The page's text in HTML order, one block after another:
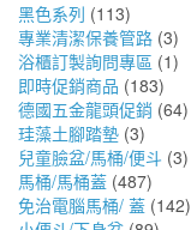
黑色系列 (113)
專業清潔保養管路 (3)
浴櫃訂製詢問專區 (1)
即時促銷商品 (183)
德國五金龍頭促銷 (64)
珪藻土腳踏墊 (3)
兒童臉盆/馬桶/便斗 (3)
馬桶/馬桶蓋 (487)
免治電腦馬桶/ 蓋 (142)